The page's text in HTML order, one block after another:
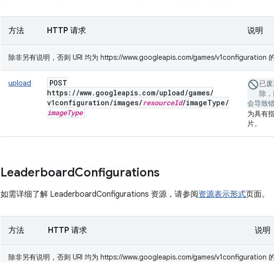
方法 HTTP 请求 说明
除非另有说明，否则 URI 均为 https://www.googleapis.com/games/v1configuration
upload
POST
https: //www. googleapis. com/upload/games/
v1configuration/images/resourceId/imageType/
imageType
已
除
会导致错
为具有
片。
LeaderboardConfigurations
如需详细了解 LeaderboardConfigurations 资源，请参阅资源表示形式页面。
方法 HTTP 请求 说明
除非另有说明，否则 URI 均为 https://www.googleapis.com/games/v1configuration